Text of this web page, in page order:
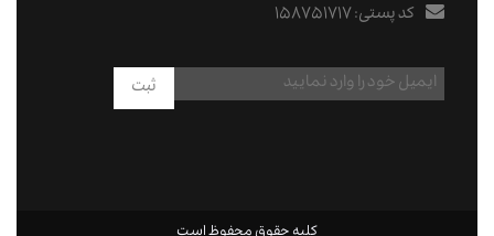
کد پستی:۱۵۸۷۵۱۷۱۷
ثبت